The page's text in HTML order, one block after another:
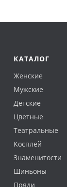
КАТАЛОГ
Женские
Мужские
Детские
Цветные
Театральные
Косплей
Знаменитости
Шиньоны
Пряди